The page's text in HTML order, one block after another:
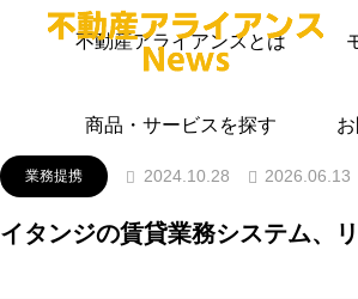
不動産アライアンスとは
商品・サービスを探す
ニュースリリース 業務提携
業務提携 2024.10.28 2026.06.13
イタンジの賃貸業務システム、